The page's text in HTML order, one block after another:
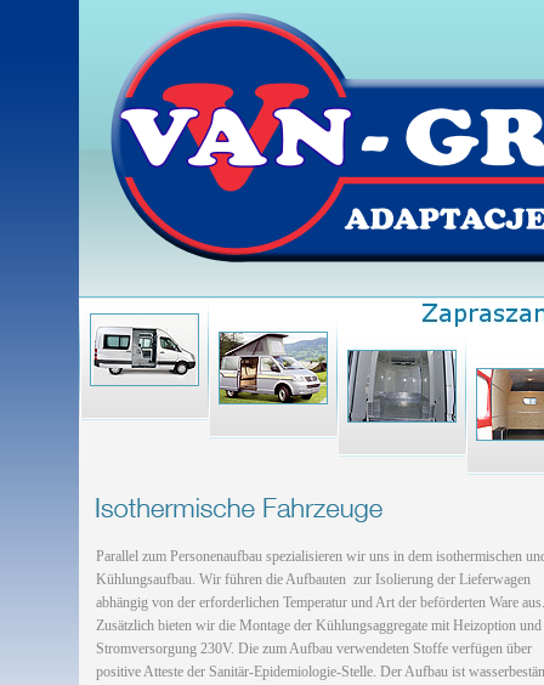
Parallel zum Personenaufbau spezialisieren wir uns in dem isothermischen
Kühlungsaufbau. Wir führen die Aufbauten zur Isolierung der Lieferwagen
abhängig von der erforderlichen Temperatur und Art der beförderten Ware aus.
Zusätzlich bieten wir die Montage der Kühlungsaggregate mit Heizoption und
Stromversorgung 230V. Die zum Aufbau verwendeten Stoffe verfügen über
positive Atteste der Sanitär-Epidemiologie-Stelle. Der Aufbau ist